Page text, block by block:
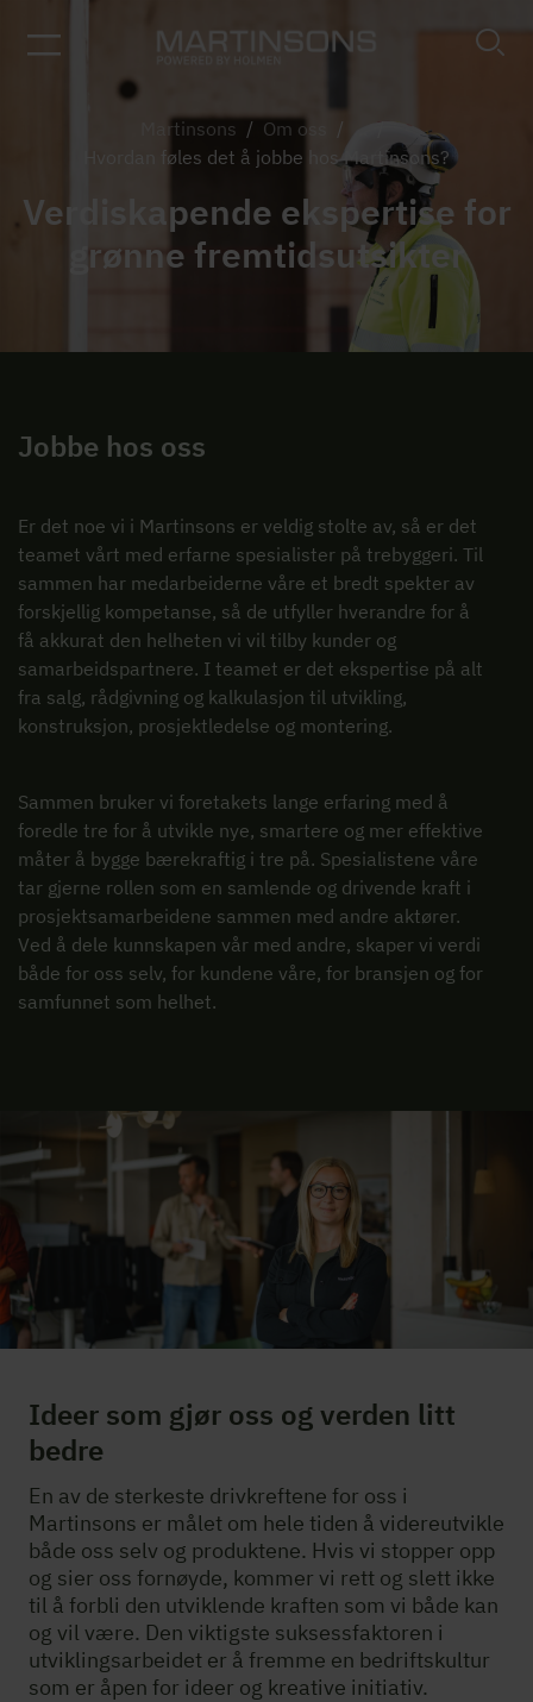
Martinsons / Om oss /
/
Hvordan føles det å jobbe hos Martinsons?
Verdiskapende ekspertise for
grønne fremtidsutsikter
Jobbe hos oss
Er det noe vi i Martinsons er veldig stolte av, så er det
teamet vårt med erfarne spesialister på trebyggeri. Til
sammen har medarbeiderne våre et bredt spekter av
forskjellig kompetanse, så de utfyller hverandre for å
få akkurat den helheten vi vil tilby kunder og
samarbeidspartnere. I teamet er det ekspertise på alt
fra salg, rådgivning og kalkulasjon til utvikling,
konstruksjon, prosjektledelse og montering.
Sammen bruker vi foretakets lange erfaring med å
foredle tre for å utvikle nye, smartere og mer effektive
måter å bygge bærekraftig i tre på. Spesialistene våre
tar gjerne rollen som en samlende og drivende kraft i
prosjektsamarbeidene sammen med andre aktører.
Ved å dele kunnskapen vår med andre, skaper vi verdi
både for oss selv, for kundene våre, for bransjen og for
samfunnet som helhet.
Ideer som gjør oss og verden litt
bedre
En av de sterkeste drivkreftene for oss i
Martinsons er målet om hele tiden å videreutvikle
både oss selv og produktene. Hvis vi stopper opp
og sier oss fornøyde, kommer vi rett og slett ikke
til å forbli den utviklende kraften som vi både kan
og vil være. Den viktigste suksessfaktoren i
utviklingsarbeidet er å fremme en bedriftskultur
som er åpen for ideer og kreative initiativ.